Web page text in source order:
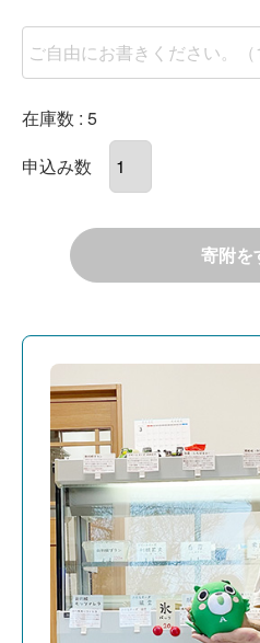
在庫数 5
寄附を